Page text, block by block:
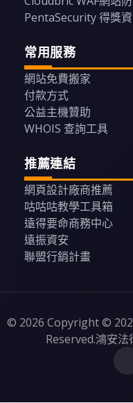
PentaSecurity 得獎
常用服務
網站免費搬家
付款方式
公益主機贊助
WHOIS 查詢工具
推薦連結
網頁設計廠商推薦
咕咕咕教學工具箱
遠得要命商務中心
遠振資安
聯盟行銷計畫
© 2026 Copyright ©
Reserved.鴻安